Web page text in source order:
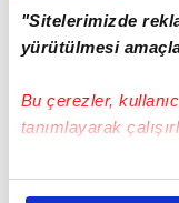
"Sitelerimizde
yürütülmesi
Bu çerezler,
tanımlayarak
Bu çerezlere izin